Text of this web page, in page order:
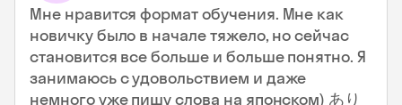
Мне нравится формат обучения. Мне как
новичку было в начале тяжело, но сейчас
становится все больше и больше понятно. Я
занимаюсь с удовольствием и даже
немного уже пишу слова на японском) あり